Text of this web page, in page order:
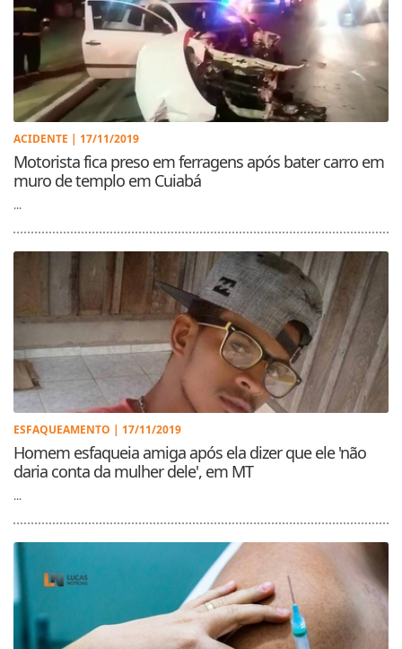
ACIDENTE | 17/11/2019
Motorista fica preso em ferragens após bater carro em
muro de templo em Cuiabá
...
ESFAQUEAMENTO | 17/11/2019
Homem esfaqueia amiga após ela dizer que ele 'não
daria conta da mulher dele', em MT
...